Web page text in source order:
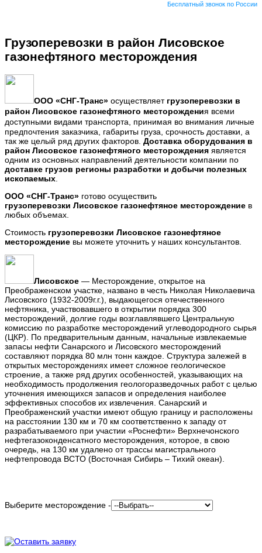
Бесплатный звонок по России
Грузоперевозки в район Лисовское
газонефтяного месторождения
ООО «СНГ-Транс» осуществляет грузоперевозки в
район Лисовское газонефтяного месторождения всеми
доступными видами транспорта, принимая во внимания личные
предпочтения заказчика, габариты груза, срочность доставки, а
так же целый ряд других факторов. Доставка оборудования в
район Лисовское газонефтяного месторождения является
одним из основных направлений деятельности компании по
доставке грузов регионы разработки и добычи полезных
ископаемых
ООО «СНГ-Транс» готово осуществить
грузоперевозки Лисовское газонефтяное месторождение в
любых объемах.
Стоимость грузоперевозки Лисовское газонефтяное
месторождение вы можете уточнить у наших консультантов.
Лисовское — Месторождение, открытое на
Преображенском участке, названо в честь Николая Николаевича
Лисовского (1932-2009г.г.), выдающегося отечественного
нефтяника, участвовавшего в открытии порядка 300
месторождений, долгие годы возглавлявшего Центральную
комиссию по разработке месторождений углеводородного сырья
(ЦКР). По предварительным данным, начальные извлекаемые
запасы нефти Санарского и Лисовского месторождений
составляют порядка 80 млн тонн каждое. Структура залежей в
открытых месторождениях имеет сложное геологическое
строение, а также ряд других особенностей, указывающих на
необходимость продолжения геологоразведочных работ с целью
уточнения имеющихся запасов и определения наиболее
эффективных способов их извлечения. Санарский и
Преображенский участки имеют общую границу и расположены
на расстоянии 130 км и 70 км соответственно к западу от
разрабатываемого при участии «Роснефти» Верхнечонского
нефтегазоконденсатного месторождения, которое, в свою
очередь, на 130 км удалено от трассы магистрального
нефтепровода ВСТО (Восточная Сибирь – Тихий океан).
Выберите месторождение -